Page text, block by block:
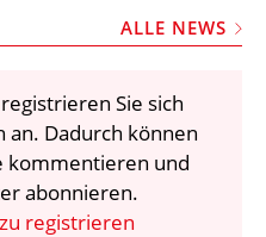
ALLE NEWS
Sie sich
an. Dadurch können
kommentieren und
abonnieren.
registrieren